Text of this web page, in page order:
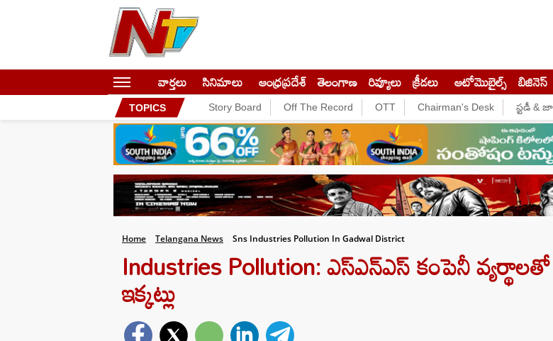
వార్తలు సినిమాలు ఆంధ్రప్రదేశ్ తెలంగాణ రివ్యూలు క్రీడలు ఆటోమొబైల్స్ బిజినెస్‌
TOPICS Story Board Off The Record OTT Chairman's Desk స్టడీ &
Home Telangana News Sns Industries Pollution In Gadwal District
Industries Pollution: ఎస్ఎన్ఎస్ కంపెనీ
ఇక్కట్లు